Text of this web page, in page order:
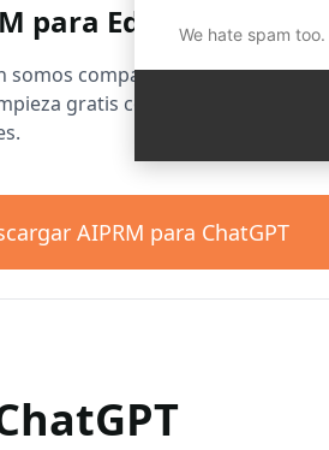
para Edge
somos compatibles con Microsoft
gratis con más de 4.500
AIPRM para ChatGPT
We hate spam